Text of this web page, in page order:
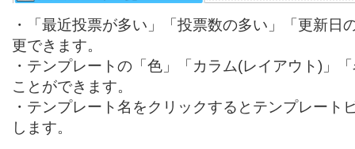
・「最近投票が多い」「投票数の多い」「更新日
更できます。
・テンプレートの「色」「カラム(レイアウト)」
ことができます。
・テンプレート名をクリックするとテンプレート
します。